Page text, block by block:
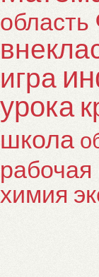
область
игра
урока
школа
химия